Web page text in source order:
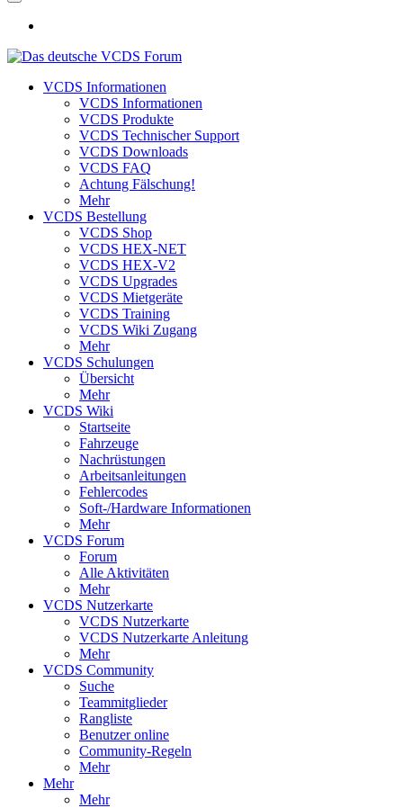
VCDS Informationen
VCDS Informationen
VCDS Produkte
VCDS Technischer Support
VCDS Downloads
VCDS FAQ
Achtung Fälschung!
Mehr
VCDS Bestellung
VCDS Shop
VCDS HEX-NET
VCDS HEX-V2
VCDS Upgrades
VCDS Mietgeräte
VCDS Training
VCDS Wiki Zugang
Mehr
VCDS Schulungen
Übersicht
Mehr
VCDS Wiki
Startseite
Fahrzeuge
Nachrüstungen
Arbeitsanleitungen
Fehlercodes
Soft-/Hardware Informationen
Mehr
VCDS Forum
Forum
Alle Aktivitäten
Mehr
VCDS Nutzerkarte
VCDS Nutzerkarte
VCDS Nutzerkarte Anleitung
Mehr
VCDS Community
Suche
Teammitglieder
Rangliste
Benutzer online
Community-Regeln
Mehr
Mehr
Mehr